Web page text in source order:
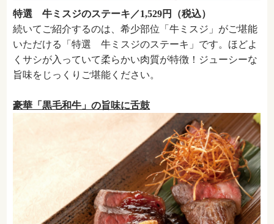
特選 牛ミスジのステーキ／1,529円（税込）
続いてご紹介するのは、希少部位「牛ミスジ」がご堪能
いただける「特選 牛ミスジのステーキ」です。ほどよ
くサシが入っていて柔らかい肉質が特徴！ジューシーな
旨味をじっくりご堪能ください。
豪華「黒毛和牛」の旨味に舌鼓